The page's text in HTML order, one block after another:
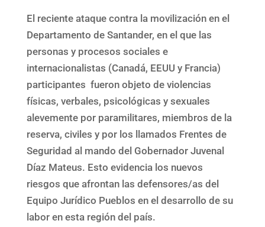
El reciente ataque contra la movilización en el
Departamento de Santander, en el que las
personas y procesos sociales e
internacionalistas (Canadá, EEUU y Francia)
participantes fueron objeto de violencias
físicas, verbales, psicológicas y sexuales
alevemente por paramilitares, miembros de la
reserva, civiles y por los llamados Frentes de
Seguridad al mando del Gobernador Juvenal
Díaz Mateus. Esto evidencia los nuevos
riesgos que afrontan las defensores/as del
Equipo Jurídico Pueblos en el desarrollo de su
labor en esta región del país.